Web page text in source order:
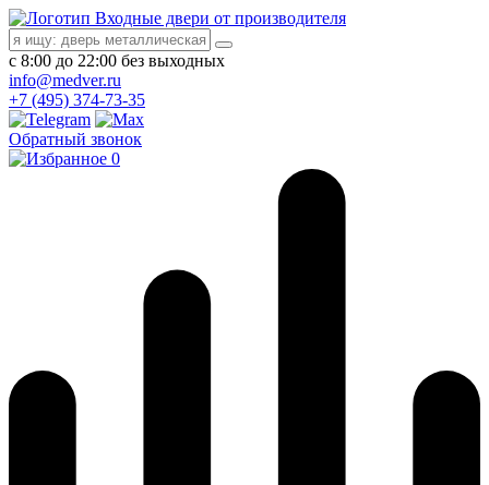
Входные двери от производителя
с 8:00 до 22:00 без выходных
info@medver.ru
+7 (495) 374-73-35
Обратный звонок
0